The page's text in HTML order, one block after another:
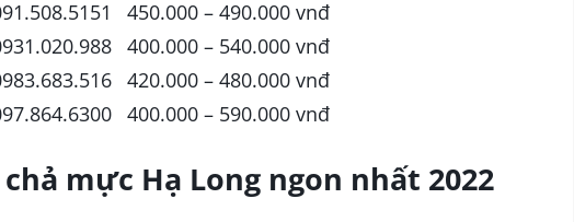
450.000 – 490.000 vnđ
400.000 – 540.000 vnđ
420.000 – 480.000 vnđ
400.000 – 590.000 vnđ
mực Hạ Long ngon nhất 2022